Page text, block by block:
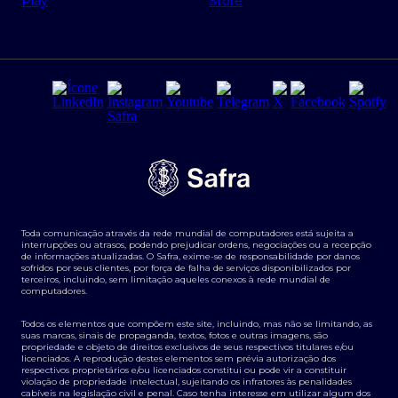
Regras e Parâmetros de Atuação Banco Safra
Segurança da Informação
Tarifas e serviços Pessoa Física
Transparência de remuneração
Termos e Condições para Portabilidade de Investimento
Derivativos
Agronegócios
Toda comunicação através da rede mundial de computadores está sujeita a
interrupções ou atrasos, podendo prejudicar ordens, negociações ou a recepção
de informações atualizadas. O Safra, exime-se de responsabilidade por danos
sofridos por seus clientes, por força de falha de serviços disponibilizados por
terceiros, incluindo, sem limitação aqueles conexos à rede mundial de
computadores.
Todos os elementos que compõem este site, incluindo, mas não se limitando, as
suas marcas, sinais de propaganda, textos, fotos e outras imagens, são
propriedade e objeto de direitos exclusivos de seus respectivos titulares e/ou
licenciados. A reprodução destes elementos sem prévia autorização dos
respectivos proprietários e/ou licenciados constitui ou pode vir a constituir
violação de propriedade intelectual, sujeitando os infratores às penalidades
cabíveis na legislação civil e penal. Caso tenha interesse em utilizar algum dos